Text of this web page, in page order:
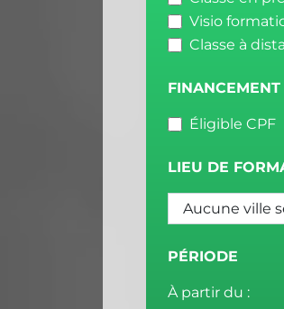
Visio
Classe à
FINANCEMENT
Éligible CPF
LIEU DE
PÉRIODE
À partir du :